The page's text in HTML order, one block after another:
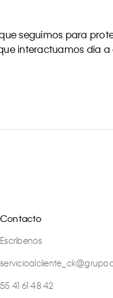
seguimos para
interactuamos día a
Contacto
Escríbenos
55 41 61 48 42